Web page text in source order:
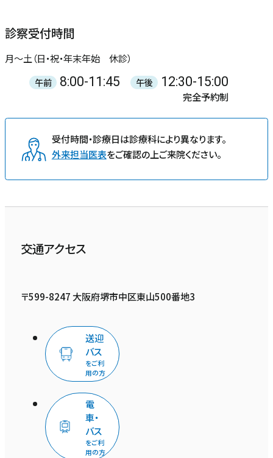
診察受付時間
月〜土（日・祝・年末年始 休診）
午前 8:00-11:45 午後 12:30-15:00
完全予約制
受付時間・診療日は診療科により異なります。
外来担当医表をご確認の上ご来院ください。
交通アクセス
〒599-8247 大阪府堺市中区東山500番地3
送迎
バス
をご利
用の方
電
車・
バス
をご利
用の方